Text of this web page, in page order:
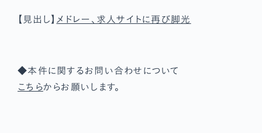
【見出し】 メドレー、求人サイトに再び脚光
◆本件に関するお問い合わせについて
こちらからお願いします。